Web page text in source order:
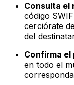
Consulta el
código
cerciórate
del
Confirma el
en todo el